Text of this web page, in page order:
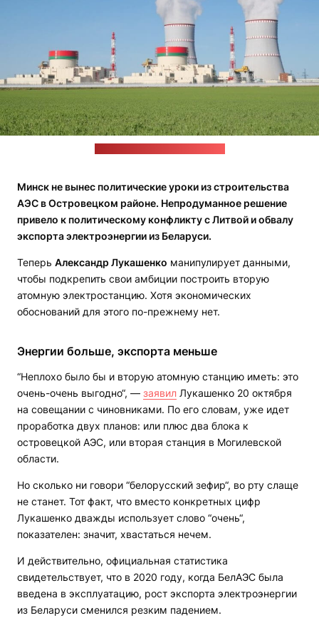
Минск не вынес политические уроки из строительства
АЭС в Островецком районе. Непродуманное решение
привело к политическому конфликту с Литвой и обвалу
экспорта электроэнергии из Беларуси.
Теперь Александр Лукашенко манипулирует данными,
чтобы подкрепить свои амбиции построить вторую
атомную электростанцию. Хотя экономических
обоснований для этого по-прежнему нет.
Энергии больше, экспорта меньше
“Неплохо было бы и вторую атомную станцию иметь: это
очень-очень выгодно“, — заявил Лукашенко 20 октября
на совещании с чиновниками. По его словам, уже идет
проработка двух планов: или плюс два блока к
островецкой АЭС, или вторая станция в Могилевской
области.
Но сколько ни говори “белорусский зефир“, во рту слаще
не станет. Тот факт, что вместо конкретных цифр
Лукашенко дважды использует слово “очень“,
показателен: значит, хвастаться нечем.
И действительно, официальная статистика
свидетельствует, что в 2020 году, когда БелАЭС была
введена в эксплуатацию, рост экспорта электроэнергии
из Беларуси сменился резким падением.